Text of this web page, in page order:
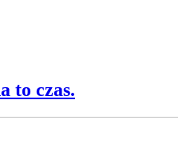
to czas.